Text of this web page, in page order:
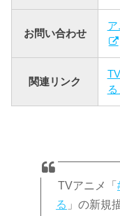
お問い合わせ
関連リンク
TVアニメ「
る 」の新規